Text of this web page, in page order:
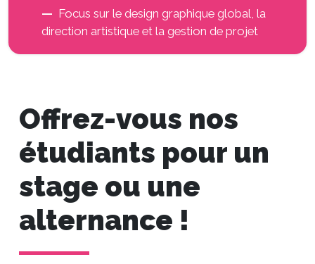
Focus sur le design graphique global, la
direction artistique et la gestion de projet
Offrez-vous nos
étudiants pour un
stage ou une
alternance !